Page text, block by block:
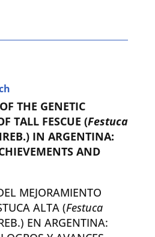
THE GENETIC
TALL FESCUE (Festuca
IN ARGENTINA:
AND
MEJORAMIENTO
ALTA (Festuca
EN ARGENTINA: